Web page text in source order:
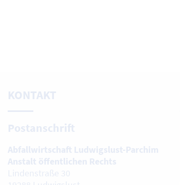
KONTAKT
Postanschrift
Abfallwirtschaft Ludwigslust-Parchim
Anstalt öffentlichen Rechts
Lindenstraße 30